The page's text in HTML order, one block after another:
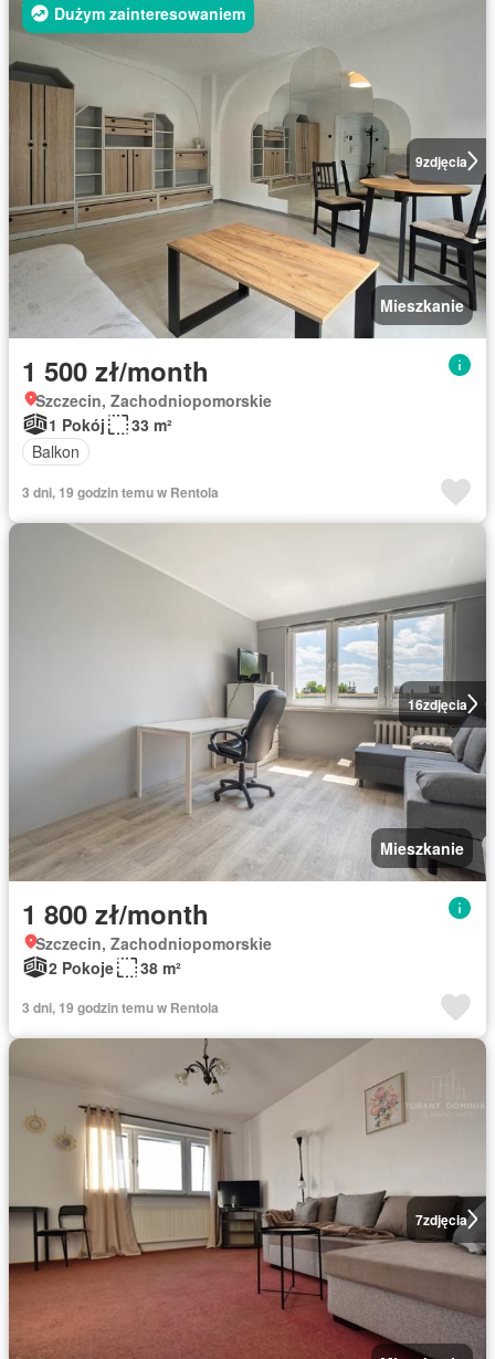
9zdjęcia
Dużym zainteresowaniem
Mieszkanie
1 500 zł/month
Szczecin, Zachodniopomorskie
1 Pokój
33 m²
Balkon
3 dni, 19 godzin temu w Rentola
16zdjęcia
Mieszkanie
1 800 zł/month
Szczecin, Zachodniopomorskie
2 Pokoje
38 m²
3 dni, 19 godzin temu w Rentola
7zdjęcia